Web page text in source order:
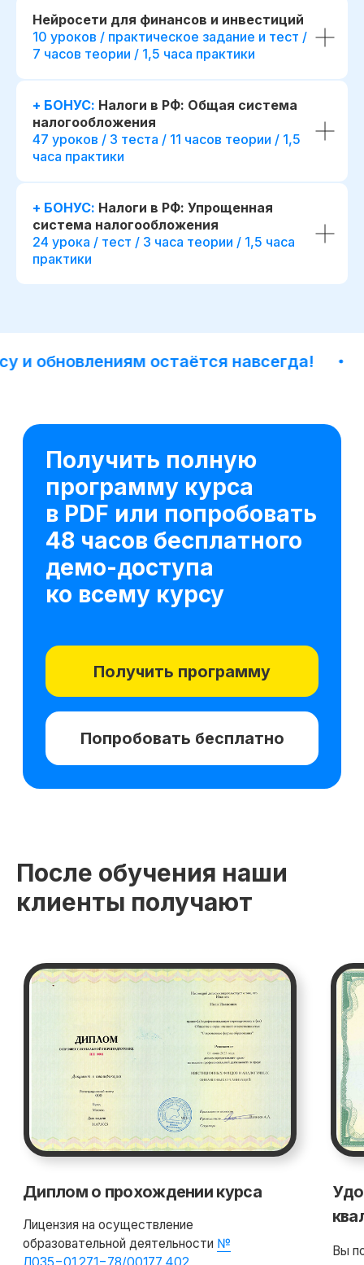
Нейросети для финансов и инвестиций
10 уроков / практическое задание и тест /
7 часов теории / 1,5 часа практики
+ БОНУС: Налоги в РФ: Общая система
налогообложения
47 уроков / 3 теста / 11 часов теории / 1,5
часа практики
+ БОНУС: Налоги в РФ: Упрощенная
система налогообложения
24 урока / тест / 3 часа теории / 1,5 часа
практики
остаётся навсегда!
После обучения наши
клиенты получают